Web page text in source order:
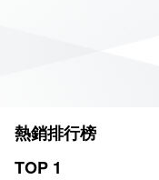
熱銷排行榜
TOP 1